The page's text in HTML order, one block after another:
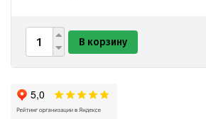
В корзину